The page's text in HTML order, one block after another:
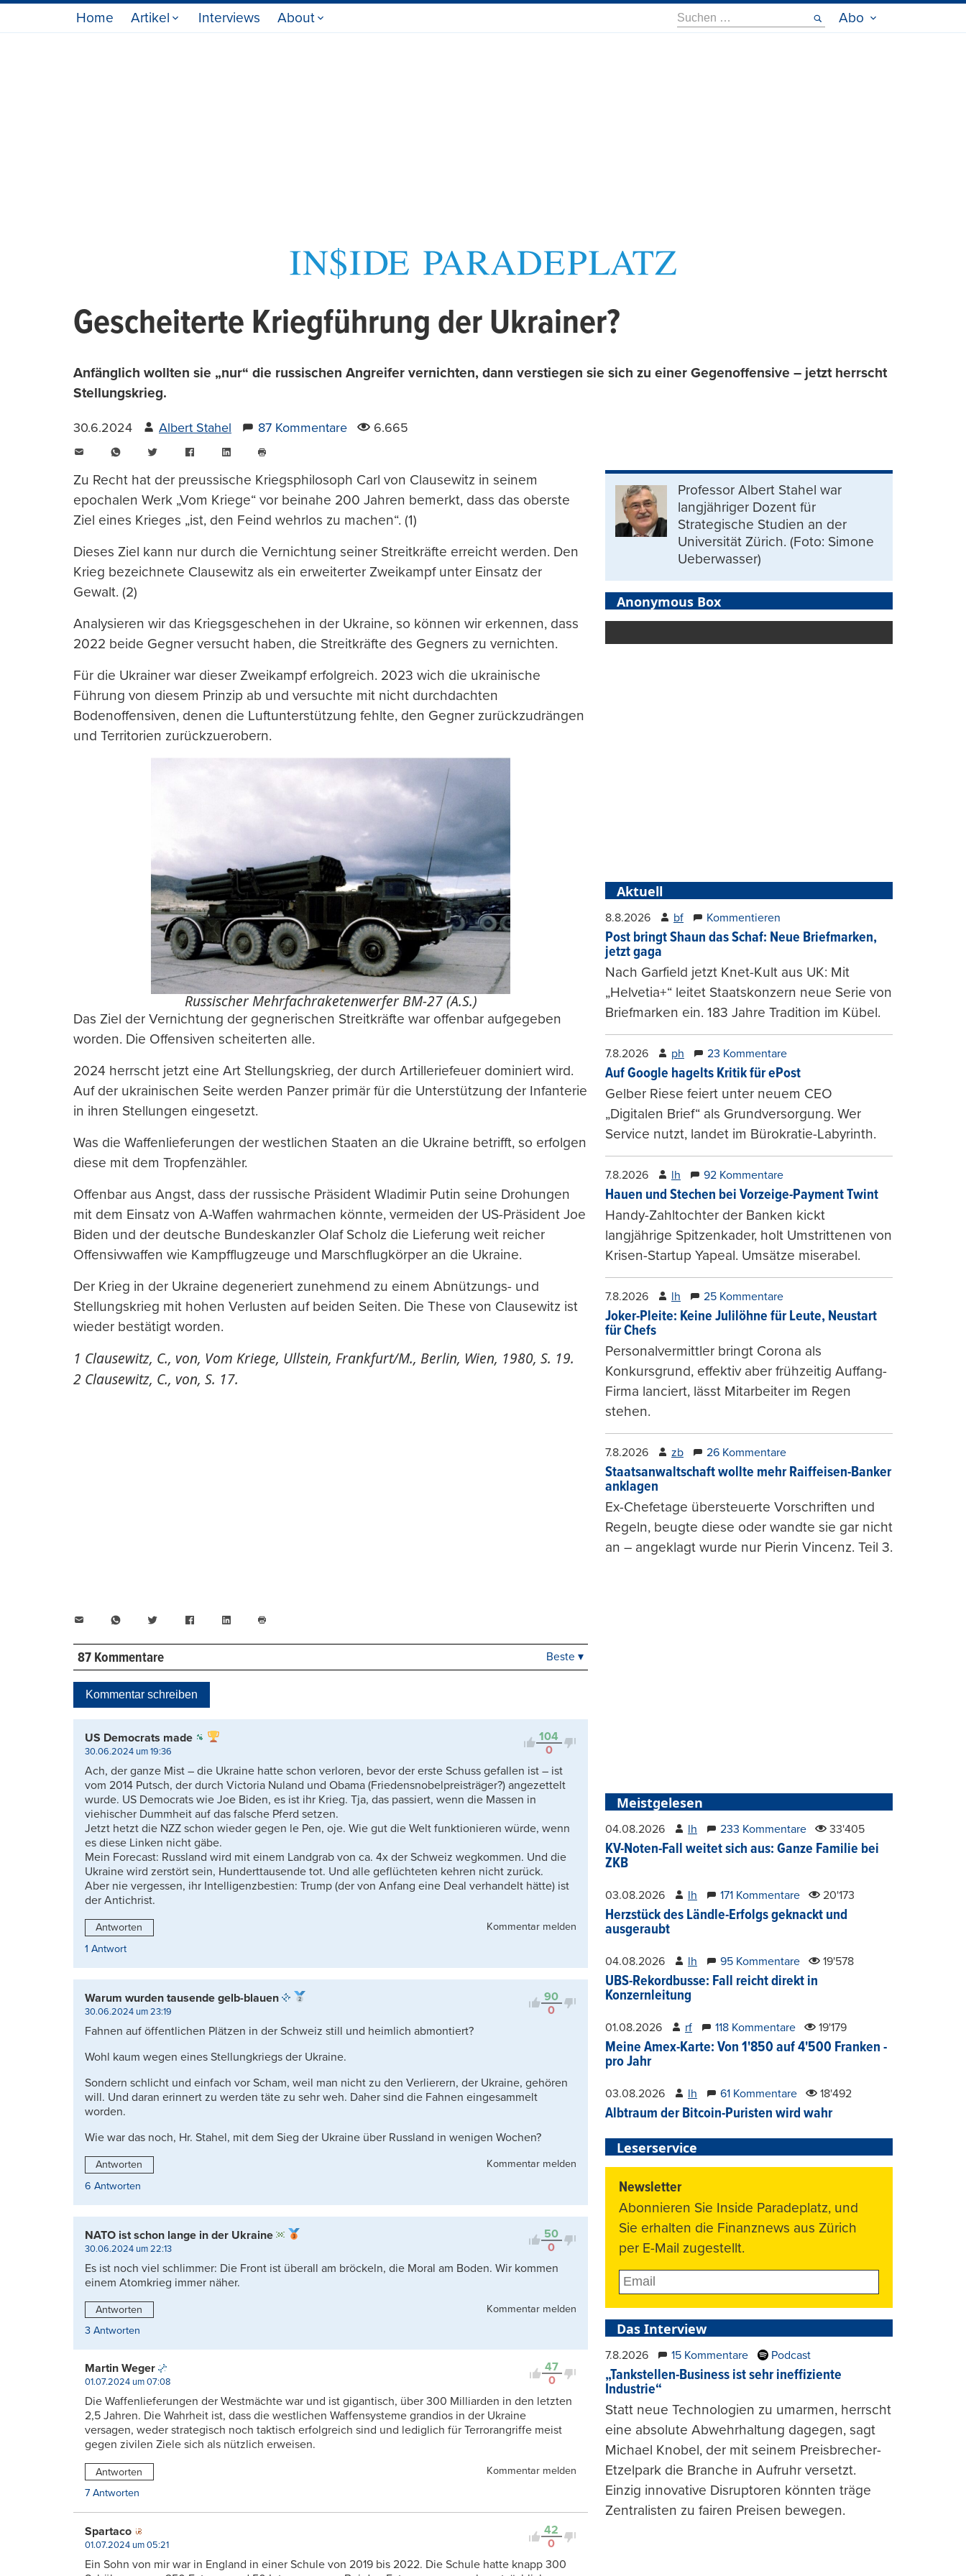
Home Artikel Interviews About
Suche
nach:
Abo
Gescheiterte Kriegführung der Ukrainer?
Anfänglich wollten sie „nur“ die russischen Angreifer vernichten, dann verstiegen sie sich zu einer Gegenoffensive – jetzt herrscht
Stellungskrieg.
30.6.2024 Albert Stahel 87 Kommentare 6.665
WhatsAppTwitter FacebookLinkedIn
drucken
Zu Recht hat der preussische Kriegsphilosoph Carl von Clausewitz in seinem
epochalen Werk „Vom Kriege“ vor beinahe 200 Jahren bemerkt, dass das oberste
Ziel eines Krieges „ist, den Feind wehrlos zu machen“. (1)
Dieses Ziel kann nur durch die Vernichtung seiner Streitkräfte erreicht werden. Den
Krieg bezeichnete Clausewitz als ein erweiterter Zweikampf unter Einsatz der
Gewalt. (2)
Analysieren wir das Kriegsgeschehen in der Ukraine, so können wir erkennen, dass
2022 beide Gegner versucht haben, die Streitkräfte des Gegners zu vernichten.
Für die Ukrainer war dieser Zweikampf erfolgreich. 2023 wich die ukrainische
Führung von diesem Prinzip ab und versuchte mit nicht durchdachten
Bodenoffensiven, denen die Luftunterstützung fehlte, den Gegner zurückzudrängen
und Territorien zurückzuerobern.
Russischer Mehrfachraketenwerfer BM-27 (A.S.)
Das Ziel der Vernichtung der gegnerischen Streitkräfte war offenbar aufgegeben
worden. Die Offensiven scheiterten alle.
2024 herrscht jetzt eine Art Stellungskrieg, der durch Artilleriefeuer dominiert wird.
Auf der ukrainischen Seite werden Panzer primär für die Unterstützung der Infanterie
in ihren Stellungen eingesetzt.
Was die Waffenlieferungen der westlichen Staaten an die Ukraine betrifft, so erfolgen
diese mit dem Tropfenzähler.
Offenbar aus Angst, dass der russische Präsident Wladimir Putin seine Drohungen
mit dem Einsatz von A-Waffen wahrmachen könnte, vermeiden der US-Präsident Joe
Biden und der deutsche Bundeskanzler Olaf Scholz die Lieferung weit reicher
Offensivwaffen wie Kampfflugzeuge und Marschflugkörper an die Ukraine.
Der Krieg in der Ukraine degeneriert zunehmend zu einem Abnützungs- und
Stellungskrieg mit hohen Verlusten auf beiden Seiten. Die These von Clausewitz ist
wieder bestätigt worden.
1 Clausewitz, C., von, Vom Kriege, Ullstein, Frankfurt/M., Berlin, Wien, 1980, S. 19.
2 Clausewitz, C., von, S. 17.
WhatsAppTwitter FacebookLinkedIn
drucken
87 Kommentare
Kontrovers
Beste ▾
Kommentar schreiben
104
0
US Democrats made
30.06.2024 um 19:36
Ach, der ganze Mist – die Ukraine hatte schon verloren, bevor der erste Schuss gefallen ist – ist
vom 2014 Putsch, der durch Victoria Nuland und Obama (Friedensnobelpreisträger?) angezettelt
wurde. US Democrats wie Joe Biden, es ist ihr Krieg. Tja, das passiert, wenn die Massen in
viehischer Dummheit auf das falsche Pferd setzen.
Jetzt hetzt die NZZ schon wieder gegen le Pen, oje. Wie gut die Welt funktionieren würde, wenn
es diese Linken nicht gäbe.
Mein Forecast: Russland wird mit einem Landgrab von ca. 4x der Schweiz wegkommen. Und die
Ukraine wird zerstört sein, Hunderttausende tot. Und alle geflüchteten kehren nicht zurück.
Aber nie vergessen, ihr Intelligenzbestien: Trump (der von Anfang eine Deal verhandelt hätte) ist
der Antichrist.
Antworten
Kommentar melden
1 Antwort
90
0
Warum wurden tausende gelb-blauen
30.06.2024 um 23:19
Fahnen auf öffentlichen Plätzen in der Schweiz still und heimlich abmontiert?
Wohl kaum wegen eines Stellungkriegs der Ukraine.
Sondern schlicht und einfach vor Scham, weil man nicht zu den Verlierern, der Ukraine, gehören
will. Und daran erinnert zu werden täte zu sehr weh. Daher sind die Fahnen eingesammelt
worden.
Wie war das noch, Hr. Stahel, mit dem Sieg der Ukraine über Russland in wenigen Wochen?
Antworten
Kommentar melden
6 Antworten
50
0
NATO ist schon lange in der Ukraine
30.06.2024 um 22:13
Es ist noch viel schlimmer: Die Front ist überall am bröckeln, die Moral am Boden. Wir kommen
einem Atomkrieg immer näher.
Antworten
Kommentar melden
3 Antworten
47
0
Martin Weger
01.07.2024 um 07:08
Die Waffenlieferungen der Westmächte war und ist gigantisch, über 300 Milliarden in den letzten
2,5 Jahren. Die Wahrheit ist, dass die westlichen Waffensysteme grandios in der Ukraine
versagen, weder strategisch noch taktisch erfolgreich sind und lediglich für Terrorangriffe meist
gegen zivilen Ziele sich als nützlich erweisen.
Antworten
Kommentar melden
7 Antworten
42
0
Spartaco
01.07.2024 um 05:21
Ein Sohn von mir war in England in einer Schule von 2019 bis 2022. Die Schule hatte knapp 300
Professor Albert Stahel war
langjähriger Dozent für
Strategische Studien an der
Universität Zürich. (Foto: Simone
Ueberwasser)
Anonymous Box
Aktuell
8.8.2026 bf Kommentieren
Post bringt Shaun das Schaf: Neue Briefmarken,
jetzt gaga
Nach Garfield jetzt Knet-Kult aus UK: Mit
„Helvetia+“ leitet Staatskonzern neue Serie von
Briefmarken ein. 183 Jahre Tradition im Kübel.
7.8.2026 ph 23 Kommentare
Auf Google hagelts Kritik für ePost
Gelber Riese feiert unter neuem CEO
„Digitalen Brief“ als Grundversorgung. Wer
Service nutzt, landet im Bürokratie-Labyrinth.
7.8.2026 lh 92 Kommentare
Hauen und Stechen bei Vorzeige-Payment Twint
Handy-Zahltochter der Banken kickt
langjährige Spitzenkader, holt Umstrittenen von
Krisen-Startup Yapeal. Umsätze miserabel.
7.8.2026 lh 25 Kommentare
Joker-Pleite: Keine Julilöhne für Leute, Neustart
für Chefs
Personalvermittler bringt Corona als
Konkursgrund, effektiv aber frühzeitig Auffang-
Firma lanciert, lässt Mitarbeiter im Regen
stehen.
7.8.2026 zb 26 Kommentare
Staatsanwaltschaft wollte mehr Raiffeisen-Banker
anklagen
Ex-Chefetage übersteuerte Vorschriften und
Regeln, beugte diese oder wandte sie gar nicht
an – angeklagt wurde nur Pierin Vincenz. Teil 3.
Meistgelesen
04.08.2026 lh 233 Kommentare 33'405
KV-Noten-Fall weitet sich aus: Ganze Familie bei
ZKB
03.08.2026 lh 171 Kommentare 20'173
Herzstück des Ländle-Erfolgs geknackt und
ausgeraubt
04.08.2026 lh 95 Kommentare 19'578
UBS-Rekordbusse: Fall reicht direkt in
Konzernleitung
01.08.2026 rf 118 Kommentare 19'179
Meine Amex-Karte: Von 1'850 auf 4'500 Franken -
pro Jahr
03.08.2026 lh 61 Kommentare 18'492
Albtraum der Bitcoin-Puristen wird wahr
Leserservice
Newsletter
Abonnieren Sie Inside Paradeplatz, und
Sie erhalten die Finanznews aus Zürich
per E-Mail zugestellt.
Das Interview
7.8.2026 15 Kommentare Podcast
„Tankstellen-Business ist sehr ineffiziente
Industrie“
Statt neue Technologien zu umarmen, herrscht
eine absolute Abwehrhaltung dagegen, sagt
Michael Knobel, der mit seinem Preisbrecher-
Etzelpark die Branche in Aufruhr versetzt.
Einzig innovative Disruptoren könnten träge
Zentralisten zu fairen Preisen bewegen.